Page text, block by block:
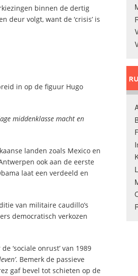
binnen de dertig
deur volgt, want de ‘crisis’ is
in op de figuur Hugo
middenklasse macht en
landen zoals Mexico en
ook aan de eerste
laat een verdeeld en
van militaire caudillo’s
democratisch verkozen
‘sociale onrust’ van 1989
. Bemerk de passieve
gaf bevel tot schieten op de